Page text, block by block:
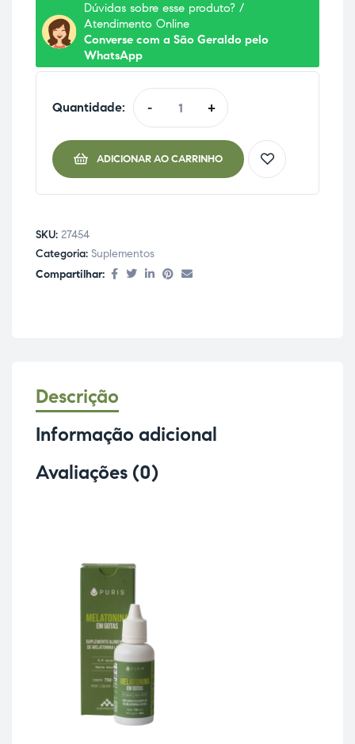
Dúvidas sobre esse produto? /
Atendimento Online
Converse com a São Geraldo pelo
WhatsApp
Quantidade: - +
ADICIONAR AO CARRINHO
SKU: 27454
Categoria: Suplementos
Compartilhar:
Descrição
Informação adicional
Avaliações (0)